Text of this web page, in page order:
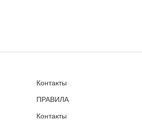
Контакты
ПРАВИЛА
Контакты